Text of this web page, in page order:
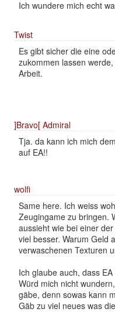
Ich wundere mich echt
Twist
Es gibt sicher die eine
zukommen lassen
Arbeit.
]Bravo[ Admiral
Tja. da kann ich mich
auf EA!!
wolfi
Same here. Ich weiss
Zeugingame zu bringen.
aussieht wie bei einer
viel besser. Warum Geld
verwaschenen Texturen
Ich glaube auch, dass
Würd mich nicht
gäbe, denn sowas kann
Gäb zu viel neues was